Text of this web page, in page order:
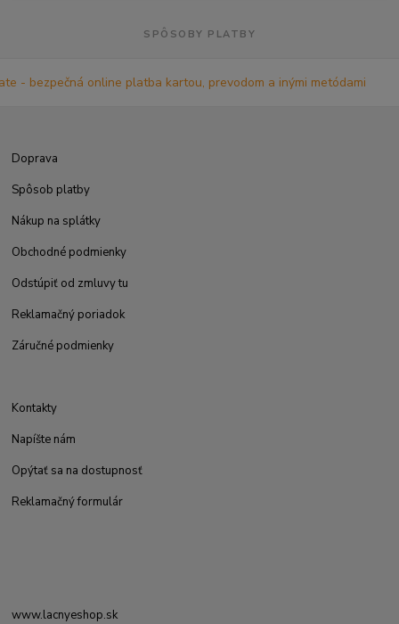
SPÔSOBY PLATBY
Doprava
Spôsob platby
Nákup na splátky
Obchodné podmienky
Odstúpiť od zmluvy tu
Reklamačný poriadok
Záručné podmienky
Kontakty
Napíšte nám
Opýtať sa na dostupnosť
Reklamačný formulár
www.lacnyeshop.sk